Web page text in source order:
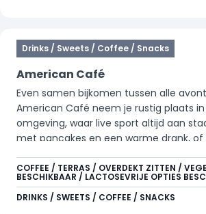
Drinks / Sweets / Coffee / Snacks
American Café
Even samen bijkomen tussen alle
American Café neem je rustig plaats
omgeving, waar live sport altijd aan
met pancakes en een warme drank,
fijne plek om samen op te laden en
wedstrijd te volgen.
COFFEE / TERRAS / OVERDEKT ZITTEN /
BESCHIKBAAR / LACTOSEVRIJE OPTIES
DRINKS / SWEETS / COFFEE / SNACKS